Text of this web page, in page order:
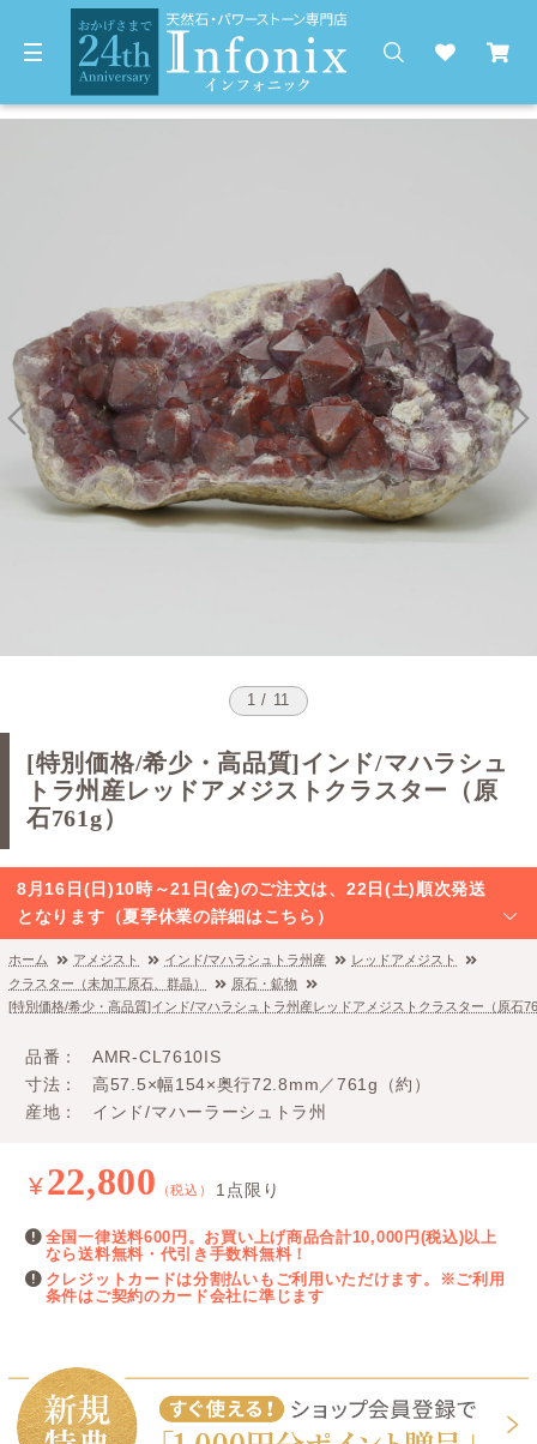
1 / 11
[特別価格/希少・高品質]インド/マハラシュ
トラ州産レッドアメジストクラスター（原
石761g）
8月16日(日)10時～21日(金)のご注文は、22日(土)順次発送
となります（夏季休業の詳細はこちら）
ホーム アメジスト インド/マハラシュトラ州産
レッドアメジスト
クラスター（未加工原石、群晶）
原石・鉱物
[特別価格/希少・高品質]インド/マハラシュトラ州産レッドアメジストクラスター（原石
品番
AMR-CL7610IS
寸法
高57.5×幅154×奥行72.8mm／761g（約）
産地
インド/マハーラーシュトラ州
¥22,800 （税込） 1点限り
全国一律送料600円。お買い上げ商品合計10,000円(税込)以上
なら送料無料・代引き手数料無料！
クレジットカードは分割払いもご利用いただけます。※ご利用
条件はご契約のカード会社に準じます